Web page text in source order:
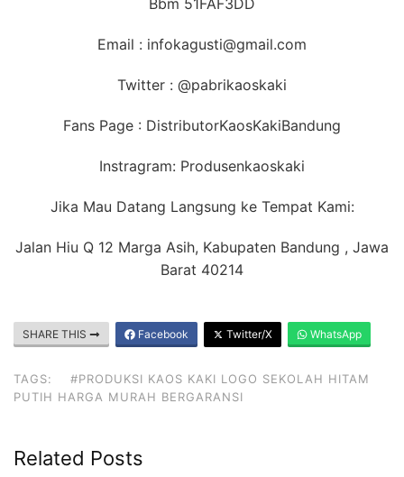
Email : infokagusti@gmail.com
Twitter : @pabrikaoskaki
Fans Page : DistributorKaosKakiBandung
Instragram: Produsenkaoskaki
Jika Mau Datang Langsung ke Tempat Kami:
Jalan Hiu Q 12 Marga Asih, Kabupaten Bandung , Jawa
Barat 40214
SHARE THIS Facebook Twitter/X WhatsApp
TAGS:
#PRODUKSI KAOS KAKI LOGO SEKOLAH HITAM
PUTIH HARGA MURAH BERGARANSI
Related Posts